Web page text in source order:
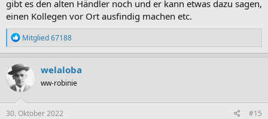
gibt es den alten Händler noch und er kann etwas dazu sagen,
einen Kollegen vor Ort ausfindig machen etc.
R
e
a
k
t
i
o
n
e
Mitglied 67188
welaloba
ww-robinie
30. Oktober 2022 #15